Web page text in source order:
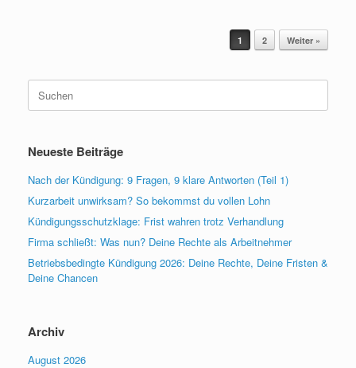
1 2 Weiter »
Suchen
nach:
Neueste Beiträge
Nach der Kündigung: 9 Fragen, 9 klare Antworten (Teil 1)
Kurzarbeit unwirksam? So bekommst du vollen Lohn
Kündigungsschutzklage: Frist wahren trotz Verhandlung
Firma schließt: Was nun? Deine Rechte als Arbeitnehmer
Betriebsbedingte Kündigung 2026: Deine Rechte, Deine Fristen &
Deine Chancen
Archiv
August 2026